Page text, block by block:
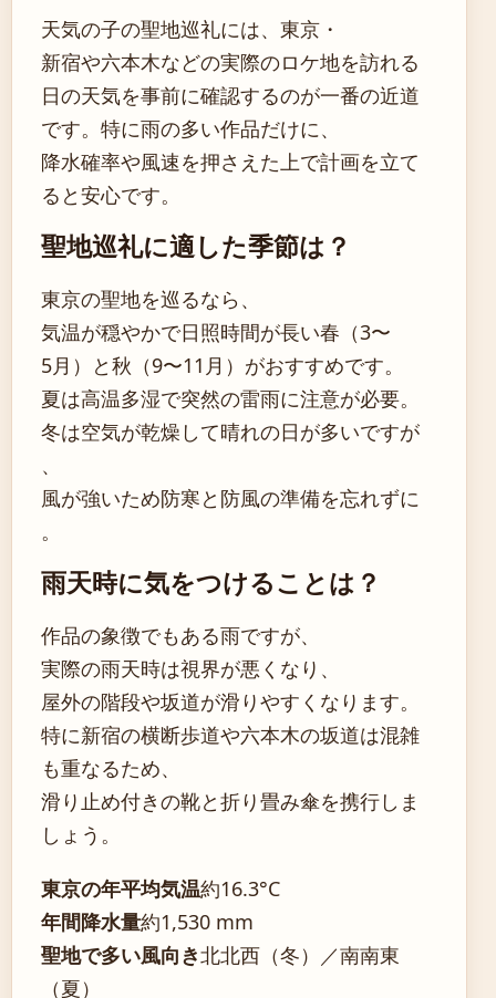
天気の子の聖地巡礼には、東京・
新宿や六本木などの実際のロケ地を訪れる
日の天気を事前に確認するのが一番の近道
です。特に雨の多い作品だけに、
降水確率や風速を押さえた上で計画を立て
ると安心です。
聖地巡礼に適した季節は？
東京の聖地を巡るなら、
気温が穏やかで日照時間が長い春（3〜
5月）と秋（9〜11月）がおすすめです。
夏は高温多湿で突然の雷雨に注意が必要。
冬は空気が乾燥して晴れの日が多いですが
、
風が強いため防寒と防風の準備を忘れずに
。
雨天時に気をつけることは？
作品の象徴でもある雨ですが、
実際の雨天時は視界が悪くなり、
屋外の階段や坂道が滑りやすくなります。
特に新宿の横断歩道や六本木の坂道は混雑
も重なるため、
滑り止め付きの靴と折り畳み傘を携行しま
しょう。
東京の年平均気温約16.3°C
年間降水量約1,530 mm
聖地で多い風向き北北西（冬）／南南東
（夏）